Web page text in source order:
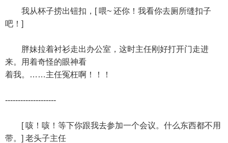
我从杯子捞出钮扣，[ 喂~ 还你！我看你去厕所缝扣子
吧！]
胖妹拉着衬衫走出办公室，这时主任刚好打开门走进
来。用着奇怪的眼神看
着我。……主任冤枉啊！！！
--------------------
[ 咳！咳！等下你跟我去参加一个会议。什么东西都不用
带。] 老头子主任